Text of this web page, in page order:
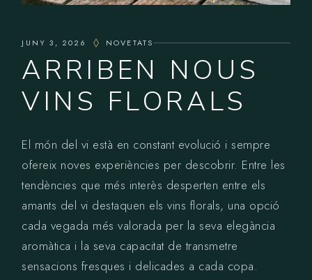
JUNY 3, 2026 NOVETATS
ARRIBEN NOUS
VINS FLORALS
El món del vi està en constant evolució i sempre
ofereix noves experiències per descobrir. Entre les
tendències que més interès desperten entre els
amants del vi destaquen els vins florals, una opció
cada vegada més valorada per la seva elegància
aromàtica i la seva capacitat de transmetre
sensacions fresques i delicades a cada copa.